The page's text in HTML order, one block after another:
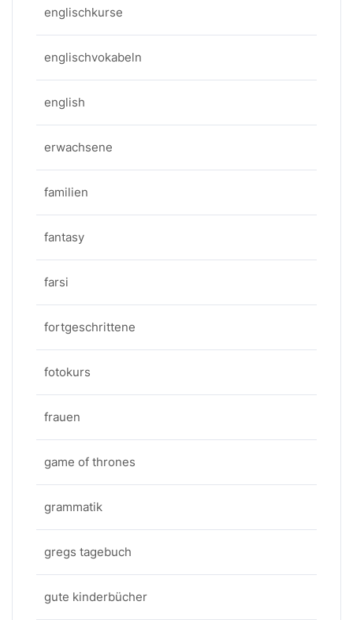
englischkurse
englischvokabeln
english
erwachsene
familien
fantasy
farsi
fortgeschrittene
fotokurs
frauen
game of thrones
grammatik
gregs tagebuch
gute kinderbücher